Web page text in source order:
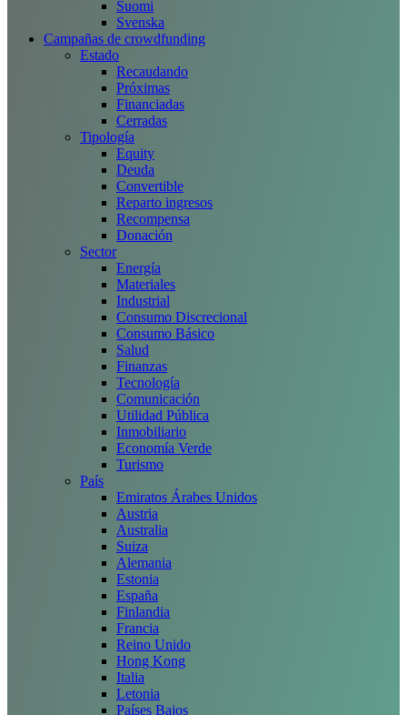
Suomi
Svenska
Campañas de crowdfunding
Estado
Recaudando
Próximas
Financiadas
Cerradas
Tipología
Equity
Deuda
Convertible
Reparto ingresos
Recompensa
Donación
Sector
Energía
Materiales
Industrial
Consumo Discrecional
Consumo Básico
Salud
Finanzas
Tecnología
Comunicación
Utilidad Pública
Inmobiliario
Economía Verde
Turismo
País
Emiratos Árabes Unidos
Austria
Australia
Suiza
Alemania
Estonia
España
Finlandia
Francia
Reino Unido
Hong Kong
Italia
Letonia
Países Bajos